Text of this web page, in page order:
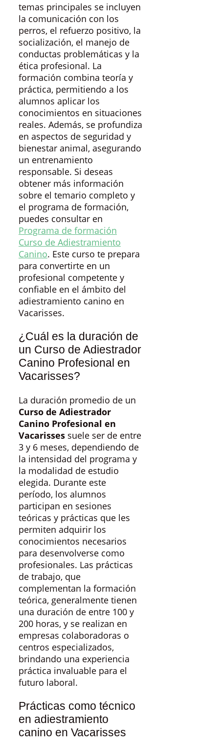
temas principales se incluyen
la comunicación con los
perros, el refuerzo positivo, la
socialización, el manejo de
conductas problemáticas y la
ética profesional. La
formación combina teoría y
práctica, permitiendo a los
alumnos aplicar los
conocimientos en situaciones
reales. Además, se profundiza
en aspectos de seguridad y
bienestar animal, asegurando
un entrenamiento
responsable. Si deseas
obtener más información
sobre el temario completo y
el programa de formación,
puedes consultar en
Programa de formación
Curso de Adiestramiento
Canino. Este curso te prepara
para convertirte en un
profesional competente y
confiable en el ámbito del
adiestramiento canino en
Vacarisses.
¿Cuál es la duración de
un Curso de Adiestrador
Canino Profesional en
Vacarisses?
La duración promedio de un
Curso de Adiestrador
Canino Profesional en
Vacarisses suele ser de entre
3 y 6 meses, dependiendo de
la intensidad del programa y
la modalidad de estudio
elegida. Durante este
período, los alumnos
participan en sesiones
teóricas y prácticas que les
permiten adquirir los
conocimientos necesarios
para desenvolverse como
profesionales. Las prácticas
de trabajo, que
complementan la formación
teórica, generalmente tienen
una duración de entre 100 y
200 horas, y se realizan en
empresas colaboradoras o
centros especializados,
brindando una experiencia
práctica invaluable para el
futuro laboral.
Prácticas como técnico
en adiestramiento
canino en Vacarisses